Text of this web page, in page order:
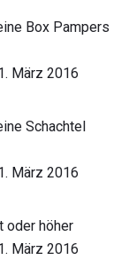
Box Pampers
März 2016
Schachtel
März 2016
oder höher
März 2016